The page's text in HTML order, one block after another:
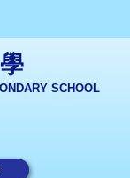
SCHOOL